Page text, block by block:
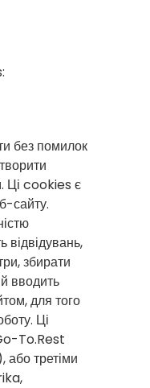
без помилок
Ці cookies є
сайту.
відвідувань,
збирати
вводить
для того
Ці
To.Rest
третіми